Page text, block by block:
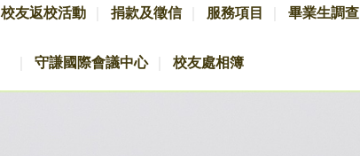
校友返校活動 捐款及徵信 服務項目 畢業生調查
守謙國際會議中心 校友處相簿